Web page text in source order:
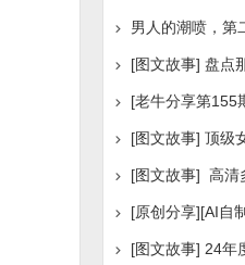
男人的潮喷，第
[图文故事] 盘点